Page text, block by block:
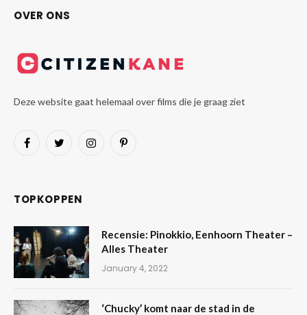
OVER ONS
Deze website gaat helemaal over films die je graag ziet
FacebookTwitterInstagramPinterest
TOPKOPPEN
Recensie: Pinokkio, Eenhoorn Theater –
Alles Theater
January 4, 2022
‘Chucky’ komt naar de stad in de